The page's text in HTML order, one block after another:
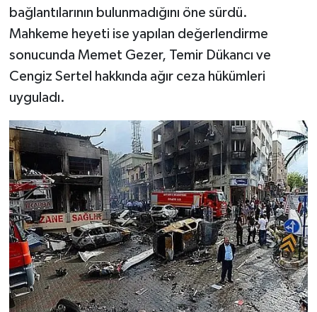
bağlantılarının bulunmadığını öne sürdü.
Mahkeme heyeti ise yapılan değerlendirme
sonucunda Memet Gezer, Temir Dükancı ve
Cengiz Sertel hakkında ağır ceza hükümleri
uyguladı.